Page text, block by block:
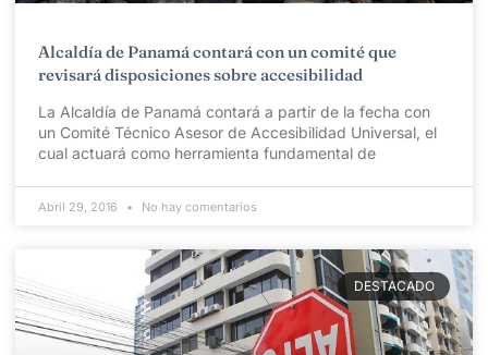
Alcaldía de Panamá contará con un comité que
revisará disposiciones sobre accesibilidad
La Alcaldía de Panamá contará a partir de la fecha con
un Comité Técnico Asesor de Accesibilidad Universal, el
cual actuará como herramienta fundamental de
Abril 29, 2016 No hay comentarios
DESTACADO